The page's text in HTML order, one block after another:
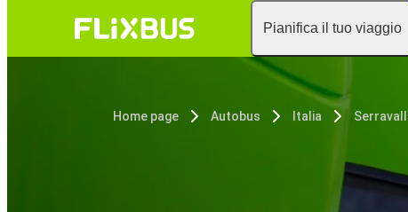
Pianifica il tuo viaggio
Home page Autobus Italia